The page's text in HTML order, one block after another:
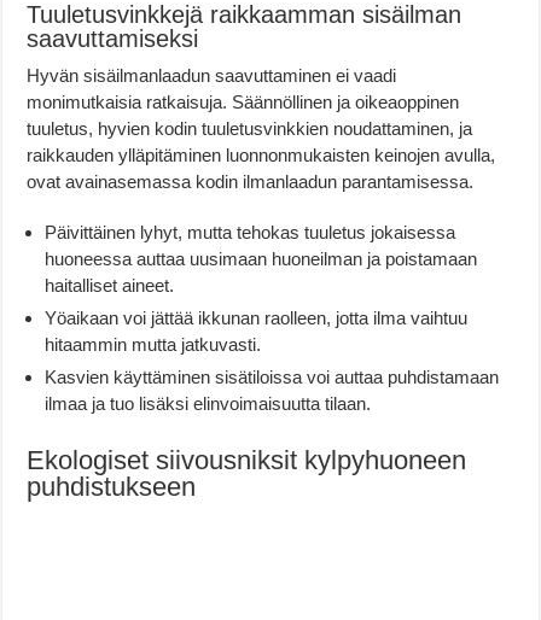
Tuuletusvinkkejä raikkaamman sisäilman
saavuttamiseksi
Hyvän sisäilmanlaadun saavuttaminen ei vaadi
monimutkaisia ratkaisuja. Säännöllinen ja oikeaoppinen
tuuletus, hyvien kodin tuuletusvinkkien noudattaminen, ja
raikkauden ylläpitäminen luonnonmukaisten keinojen avulla,
ovat avainasemassa kodin ilmanlaadun parantamisessa.
Päivittäinen lyhyt, mutta tehokas tuuletus jokaisessa
huoneessa auttaa uusimaan huoneilman ja poistamaan
haitalliset aineet.
Yöaikaan voi jättää ikkunan raolleen, jotta ilma vaihtuu
hitaammin mutta jatkuvasti.
Kasvien käyttäminen sisätiloissa voi auttaa puhdistamaan
ilmaa ja tuo lisäksi elinvoimaisuutta tilaan.
Ekologiset siivousniksit kylpyhuoneen
puhdistukseen